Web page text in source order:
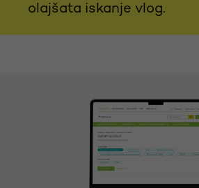
olajšata iskanje vlog.